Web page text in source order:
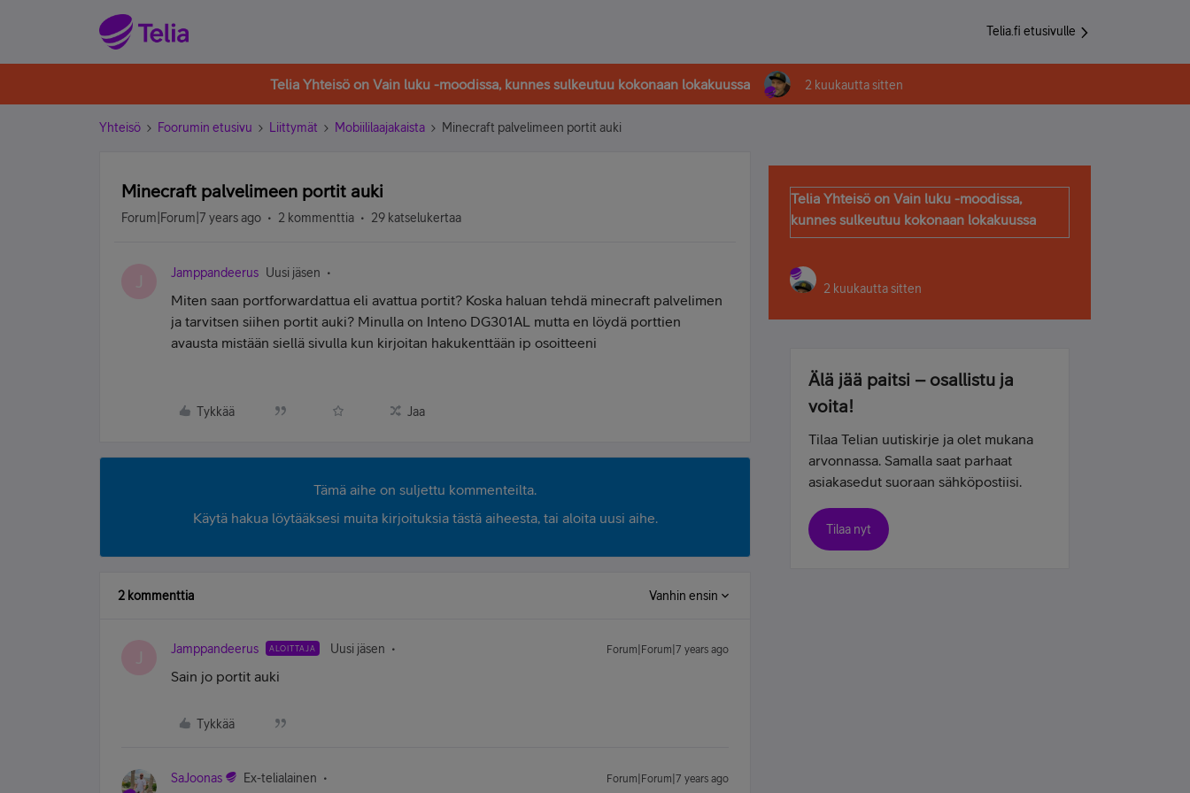
Telia.fi etusivulle
Telia Yhteisö on Vain luku -moodissa, kunnes sulkeutuu kokonaan lokakuussa 2 kuukautta sitten
Yhteisö Foorumin etusivu Liittymät Mobiililaajakaista Minecraft palvelimeen portit auki
Minecraft palvelimeen portit auki
Forum|Forum|7 years ago 2 kommenttia 29 katselukertaa
J Jamppandeerus Uusi jäsen
Miten saan portforwardattua eli avattua portit? Koska haluan tehdä minecraft palvelimen
ja tarvitsen siihen portit auki? Minulla on Inteno DG301AL mutta en löydä porttien
avausta mistään siellä sivulla kun kirjoitan hakukenttään ip osoitteeni
Tykkää Jaa
Tämä aihe on suljettu kommenteilta.
Käytä hakua löytääksesi muita kirjoituksia tästä aiheesta, tai aloita uusi aihe.
2 kommenttia Vanhin ensin
J Jamppandeerus ALOITTAJA Uusi jäsen Forum|Forum|7 years ago
Sain jo portit auki
Tykkää
SaJoonas Ex-telialainen Forum|Forum|7 years ago
Telia Yhteisö on Vain luku -moodissa,
kunnes sulkeutuu kokonaan lokakuussa
2 kuukautta sitten
Älä jää paitsi – osallistu ja
voita!
Tilaa Telian uutiskirje ja olet mukana
arvonnassa. Samalla saat parhaat
asiakasedut suoraan sähköpostiisi.
Tilaa nyt